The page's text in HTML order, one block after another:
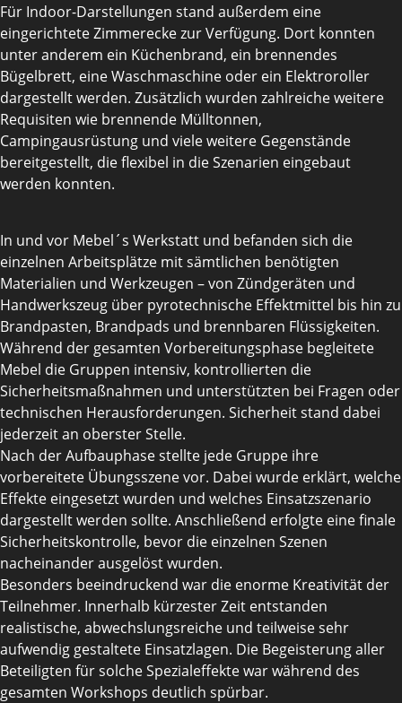
Für Indoor-Darstellungen stand außerdem eine
eingerichtete Zimmerecke zur Verfügung. Dort konnten
unter anderem ein Küchenbrand, ein brennendes
Bügelbrett, eine Waschmaschine oder ein Elektroroller
dargestellt werden. Zusätzlich wurden zahlreiche weitere
Requisiten wie brennende Mülltonnen,
Campingausrüstung und viele weitere Gegenstände
bereitgestellt, die flexibel in die Szenarien eingebaut
werden konnten.
In und vor Mebel´s Werkstatt und befanden sich die
einzelnen Arbeitsplätze mit sämtlichen benötigten
Materialien und Werkzeugen – von Zündgeräten und
Handwerkszeug über pyrotechnische Effektmittel bis hin zu
Brandpasten, Brandpads und brennbaren Flüssigkeiten.
Während der gesamten Vorbereitungsphase begleitete
Mebel die Gruppen intensiv, kontrollierten die
Sicherheitsmaßnahmen und unterstützten bei Fragen oder
technischen Herausforderungen. Sicherheit stand dabei
jederzeit an oberster Stelle.
Nach der Aufbauphase stellte jede Gruppe ihre
vorbereitete Übungsszene vor. Dabei wurde erklärt, welche
Effekte eingesetzt wurden und welches Einsatzszenario
dargestellt werden sollte. Anschließend erfolgte eine finale
Sicherheitskontrolle, bevor die einzelnen Szenen
nacheinander ausgelöst wurden.
Besonders beeindruckend war die enorme Kreativität der
Teilnehmer. Innerhalb kürzester Zeit entstanden
realistische, abwechslungsreiche und teilweise sehr
aufwendig gestaltete Einsatzlagen. Die Begeisterung aller
Beteiligten für solche Spezialeffekte war während des
gesamten Workshops deutlich spürbar.